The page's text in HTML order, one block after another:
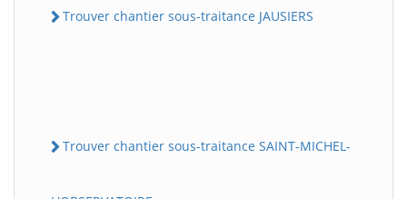
Trouver chantier sous-traitance JAUSIERS
Trouver chantier sous-traitance SAINT-MICHEL-